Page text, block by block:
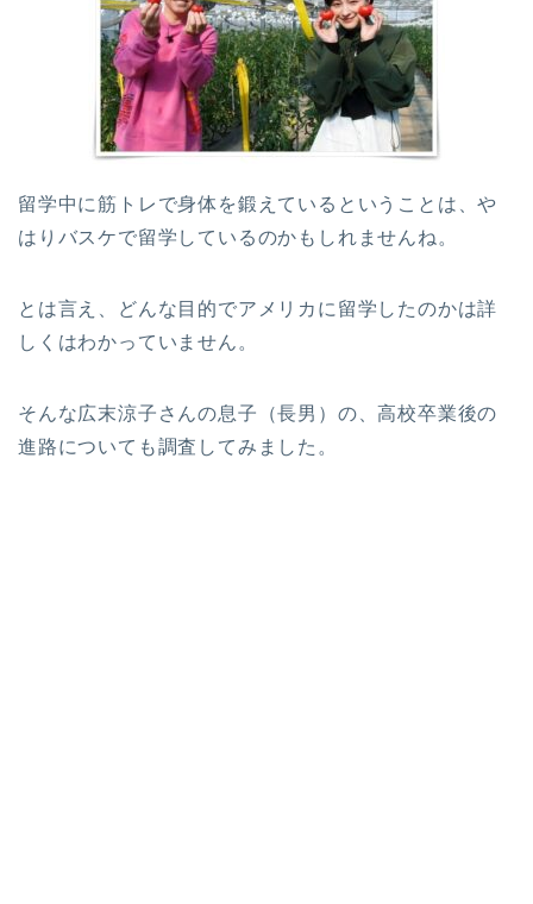
留学中に筋トレで身体を鍛えているということは、や
はりバスケで留学しているのかもしれませんね。
とは言え、どんな目的でアメリカに留学したのかは詳
しくはわかっていません。
そんな広末涼子さんの息子（長男）の、高校卒業後の
進路についても調査してみました。